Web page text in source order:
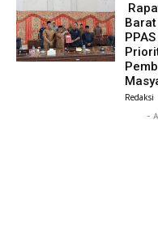
Redaksi
-